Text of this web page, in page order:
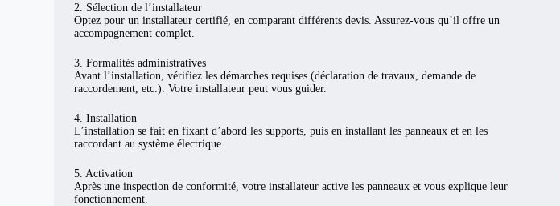
2. Sélection de l’installateur
Optez pour un installateur certifié, en comparant différents devis. Assurez-vous qu’il offre un
accompagnement complet.
3. Formalités administratives
Avant l’installation, vérifiez les démarches requises (déclaration de travaux, demande de
raccordement, etc.). Votre installateur peut vous guider.
4. Installation
L’installation se fait en fixant d’abord les supports, puis en installant les panneaux et en les
raccordant au système électrique.
5. Activation
Après une inspection de conformité, votre installateur active les panneaux et vous explique leur
fonctionnement.